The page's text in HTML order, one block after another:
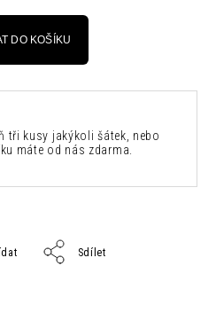
DO KOŠÍKU
tři kusy jakýkoli šátek, nebo
máte od nás zdarma.
Sdílet